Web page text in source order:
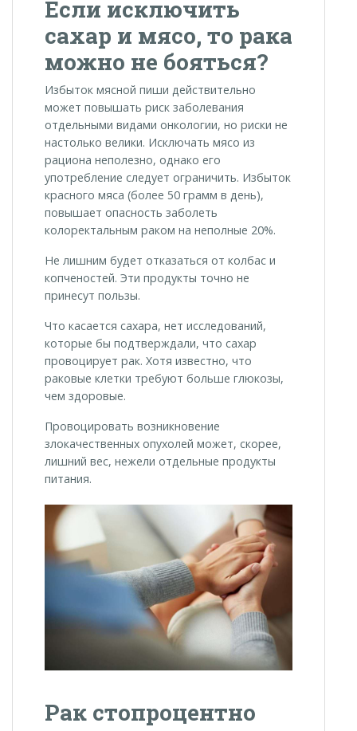
Если исключить
сахар и мясо, то рака
можно не бояться?
Избыток мясной пиши действительно
может повышать риск заболевания
отдельными видами онкологии, но риски не
настолько велики. Исключать мясо из
рациона неполезно, однако его
употребление следует ограничить. Избыток
красного мяса (более 50 грамм в день),
повышает опасность заболеть
колоректальным раком на неполные 20%.
Не лишним будет отказаться от колбас и
копченостей. Эти продукты точно не
принесут пользы.
Что касается сахара, нет исследований,
которые бы подтверждали, что сахар
провоцирует рак. Хотя известно, что
раковые клетки требуют больше глюкозы,
чем здоровые.
Провоцировать возникновение
злокачественных опухолей может, скорее,
лишний вес, нежели отдельные продукты
питания.
Рак стопроцентно